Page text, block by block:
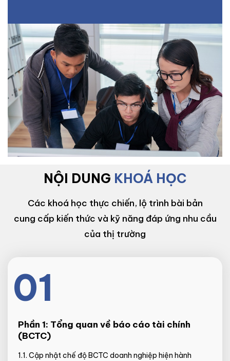
NỘI DUNG KHOÁ HỌC
Các khoá học thực chiến, lộ trình bài bản
cung cấp kiến thức và kỹ năng đáp ứng nhu cầu
của thị trường
01
Phần 1: Tổng quan về báo cáo tài chính
(BCTC)
1.1. Cập nhật chế độ BCTC doanh nghiệp hiện hành